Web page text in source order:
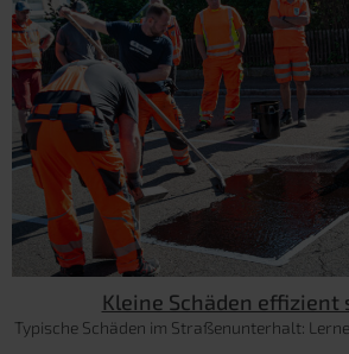
Kleine Schäden effizient
Typische Schäden im Straßenunterhalt: